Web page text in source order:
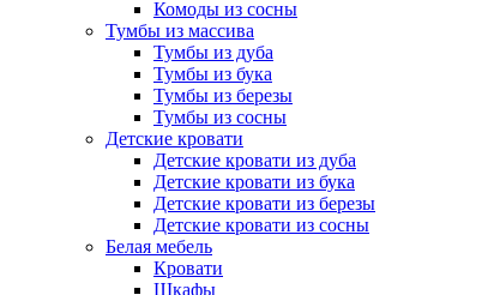
Комоды из сосны
Тумбы из массива
Тумбы из дуба
Тумбы из бука
Тумбы из березы
Тумбы из сосны
Детские кровати
Детские кровати из дуба
Детские кровати из бука
Детские кровати из березы
Детские кровати из сосны
Белая мебель
Кровати
Шкафы